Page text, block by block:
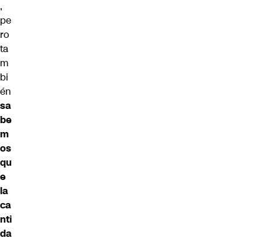
,
pe
ro
ta
m
bi
én
sa
be
m
os
qu
e
la
ca
nti
da